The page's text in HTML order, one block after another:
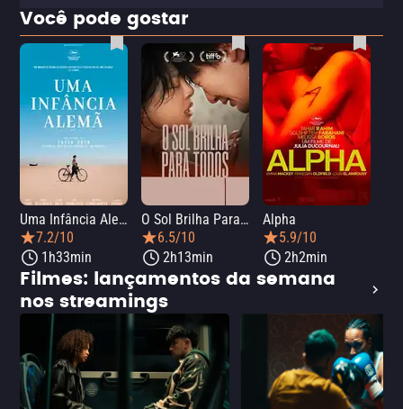
Você pode gostar
Uma Infância Alemã
7.2/10
1h33min
O Sol Brilha Para Todos
6.5/10
2h13min
Alpha
5.9/10
2h2min
Filmes: lançamentos da semana
nos streamings